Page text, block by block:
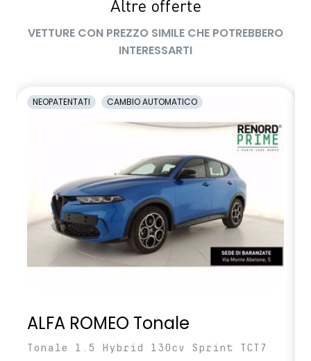
Altre offerte
VETTURE CON PREZZO SIMILE CHE POTREBBERO
INTERESSARTI
NEOPATENTATI CAMBIO AUTOMATICO
ALFA ROMEO Tonale
Tonale 1.5 Hybrid 130cv Sprint TCT7